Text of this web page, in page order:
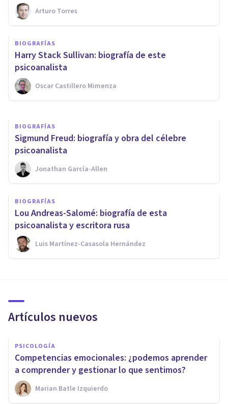
Arturo Torres
BIOGRAFÍAS
​Harry Stack Sullivan: biografía de este
psicoanalista
Oscar Castillero Mimenza
Margaret Mahler: biografía de
esta psicoanalista
Oscar Castillero Mimenza
BIOGRAFÍAS
Sigmund Freud: biografía y obra del célebre
psicoanalista
Jonathan García-Allen
BIOGRAFÍAS
Lou Andreas-Salomé: biografía de esta
psicoanalista y escritora rusa
Luis Martínez-Casasola Hernández
Artículos nuevos
PSICOLOGÍA
Competencias emocionales: ¿podemos aprender
a comprender y gestionar lo que sentimos?
Marian Batle Izquierdo